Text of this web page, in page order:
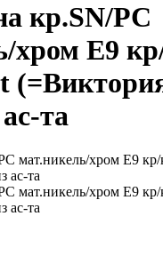
кр.SN/PС
хром Е9
та